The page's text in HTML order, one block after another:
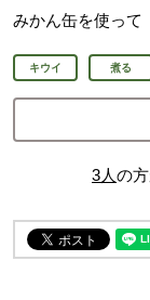
みかん缶を使って
キウイ 煮る
3人の